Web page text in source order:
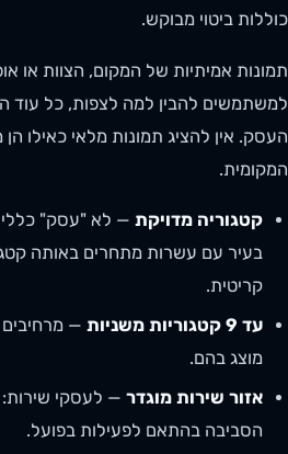
כוללות ביטוי מבוקש.
תמונות אמיתיות של המקום, הצוות או
למשתמשים להבין למה לצפות, כל עוד
העסק. אין להציג תמונות מלאי כאילו
המקומית.
קטגוריה מדויקת — לא "עסק" כללי
בעיר עם עשרות מתחרים באותה
קריטית.
עד 9 קטגוריות משניות
—
מוצג בהם.
אזור שירות מוגדר — לעסקי שירות:
הסביבה בהתאם לפעילות בפועל.